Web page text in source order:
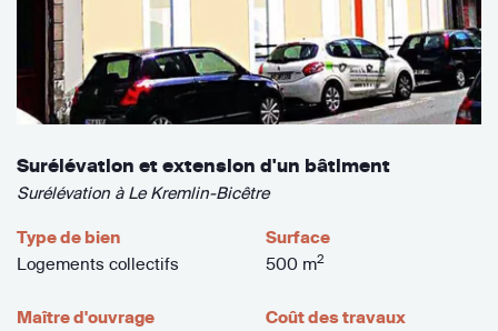
Surélévation et extension d'un bâtiment
Surélévation à Le Kremlin-Bicêtre
Type de bien
Logements collectifs
Surface
500 m2
Maître d'ouvrage
Coût des travaux